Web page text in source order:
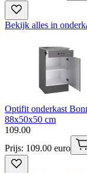
Bekijk alles in
Optifit onderkast
88x50x50 cm
109.00
Prijs: 109.00 euro